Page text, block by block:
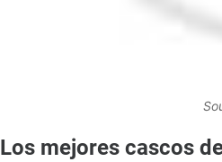
Los mejores cascos